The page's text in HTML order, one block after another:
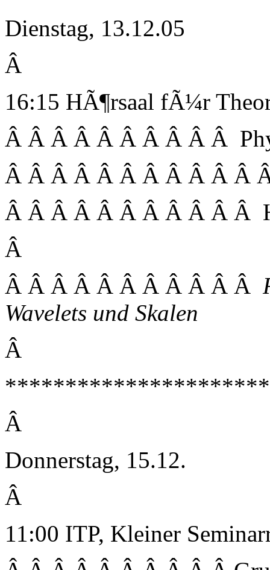
Dienstag, 13.12.05
Â
16:15 HÃ¶rsaal fÃ¼r
Â Â Â Â Â Â Â Â Â Â
Â Â Â Â Â Â Â Â Â Â Â
Â Â Â Â Â Â Â Â Â Â Â
Â
Â Â Â Â Â Â Â Â Â Â Â
Wavelets und Skalen
Â
Â
Donnerstag, 15.12.
Â
11:00 ITP, Kleiner